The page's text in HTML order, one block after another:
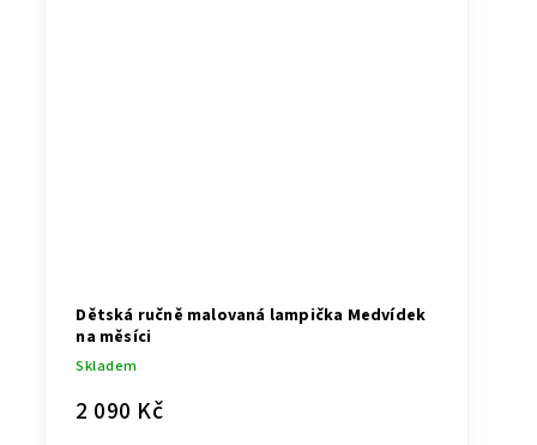
Dětská ručně malovaná lampička Medvídek
na měsíci
Skladem
2 090 Kč